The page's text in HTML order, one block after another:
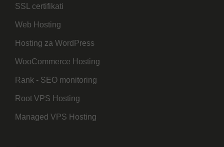
SSL certifikati
Web Hosting
Hosting za WordPress
WooCommerce Hosting
Rank - SEO monitoring
Root VPS Hosting
Managed VPS Hosting